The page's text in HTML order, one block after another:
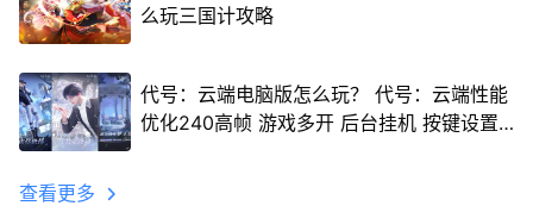
么玩三国计攻略
代号：云端电脑版怎么玩？ 代号：云端性能
优化240高帧 游戏多开 后台挂机 按键设置
查看更多